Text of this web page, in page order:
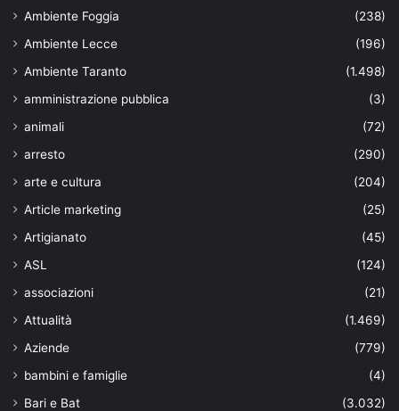
Ambiente Foggia
(238)
Ambiente Lecce
(196)
Ambiente Taranto
(1.498)
amministrazione pubblica
(3)
animali
(72)
arresto
(290)
arte e cultura
(204)
Article marketing
(25)
Artigianato
(45)
ASL
(124)
associazioni
(21)
Attualità
(1.469)
Aziende
(779)
bambini e famiglie
(4)
Bari e Bat
(3.032)